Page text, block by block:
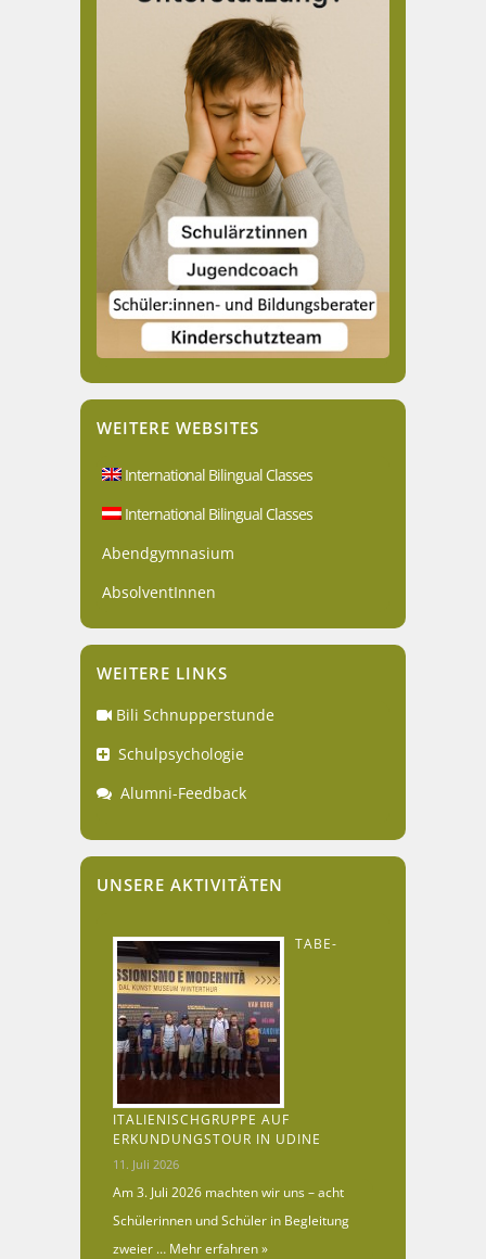
WEITERE WEBSITES
International Bilingual Classes
International Bilingual Classes
Abendgymnasium
AbsolventInnen
WEITERE LINKS
Bili Schnupperstunde
Schulpsychologie
Alumni-Feedback
UNSERE AKTIVITÄTEN
TABE-
ITALIENISCHGRUPPE AUF
ERKUNDUNGSTOUR IN UDINE
11. Juli 2026
Am 3. Juli 2026 machten wir uns – acht
Schülerinnen und Schüler in Begleitung
zweier … Mehr erfahren »